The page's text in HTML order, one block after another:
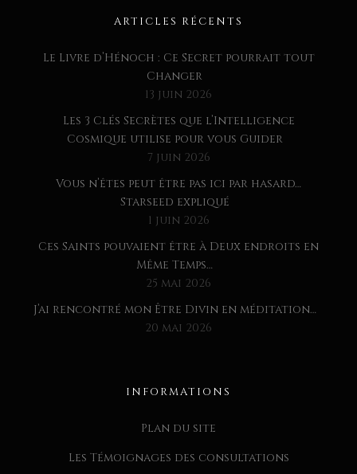
ARTICLES RÉCENTS
Le Livre d’Hénoch : Ce Secret pourrait tout
Changer
13 juin 2026
Les 3 Clés Secrètes que l’Intelligence
Cosmique utilise pour vous Guider
7 juin 2026
Vous n’êtes peut être pas ici par hasard…
Starseed expliqué
1 juin 2026
Ces Saints pouvaient être à Deux endroits en
Même Temps…
25 mai 2026
J’ai rencontré mon Être Divin en méditation…
20 mai 2026
INFORMATIONS
Plan du site
Les Témoignages des consultations